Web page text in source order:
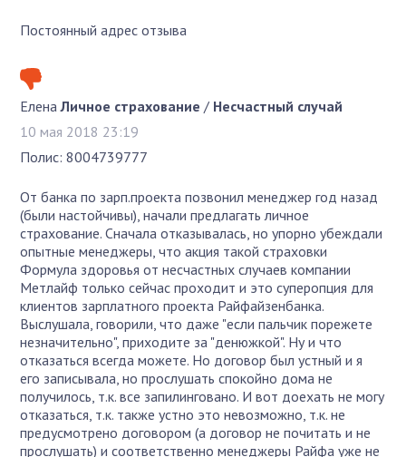
Постоянный адрес отзыва
Елена Личное страхование / Несчастный случай
10 мая 2018 23:19
Полис: 8004739777
От банка по зарп.проекта позвонил менеджер год назад
(были настойчивы), начали предлагать личное
страхование. Сначала отказывалась, но упорно убеждали
опытные менеджеры, что акция такой страховки
Формула здоровья от несчастных случаев компании
Метлайф только сейчас проходит и это суперопция для
клиентов зарплатного проекта Райфайзенбанка.
Выслушала, говорили, что даже "если пальчик порежете
незначительно", приходите за "денюжкой". Ну и что
отказаться всегда можете. Но договор был устный и я
его записывала, но прослушать спокойно дома не
получилось, т.к. все запилинговано. И вот доехать не могу
отказаться, т.к. также устно это невозможно, т.к. не
предусмотрено договором (а договор не почитать и не
прослушать) и соответственно менеджеры Райфа уже не